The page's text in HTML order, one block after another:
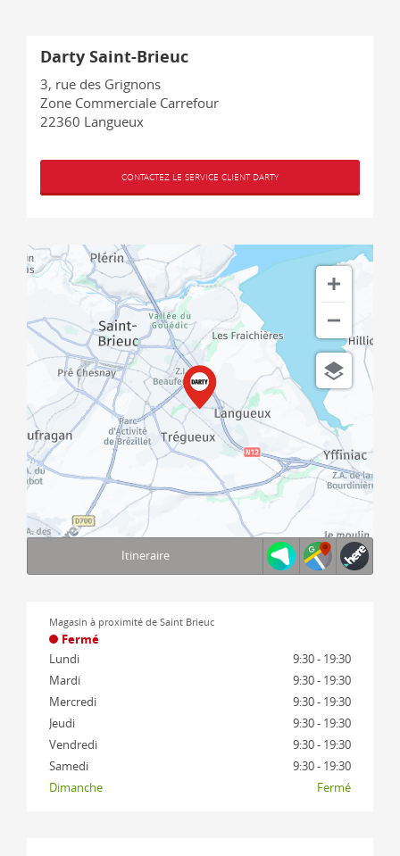
Darty Saint-Brieuc
3, rue des Grignons
Zone Commerciale Carrefour
22360 Langueux
CONTACTEZ LE SERVICE CLIENT DARTY
© 1987–2026 HERE, IGN
Itineraire
Magasin à proximité de Saint Brieuc
Fermé
Lundi
9:30 - 19:30
Mardi
9:30 - 19:30
Mercredi
9:30 - 19:30
Jeudi
9:30 - 19:30
Vendredi
9:30 - 19:30
Samedi
9:30 - 19:30
Dimanche
Fermé